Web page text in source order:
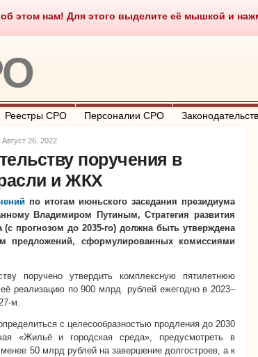
этом нам! Для этого выделите её мышкой и
Контакты Полезные ссылки
Реестры СРО Персоналии СРО
26, 2022
поручения в
и ЖКХ
по итогам июньского заседания президиума
Владимиром Путиным, Стратегия развития
прогнозом до 2035-го) должна быть утверждена
предложений, сформулированных комиссиями
поручено утвердить комплексную пятилетнюю
реализацию по 900 млрд. рублей ежегодно в 2023–
м.
с целесообразностью продления до 2030
«Жильё и городская среда», предусмотреть в
50 млрд рублей на завершение долгостроев, а к